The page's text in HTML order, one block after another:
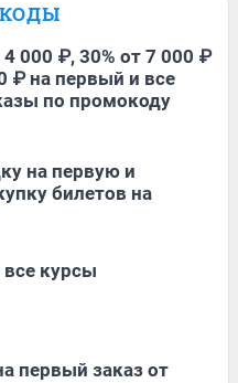
000 ₽, 30% от 7 000 ₽
₽ на первый и все
по промокоду
на первую и
билетов на
все курсы
первый заказ от